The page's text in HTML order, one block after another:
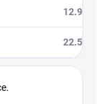
12.9
22.5